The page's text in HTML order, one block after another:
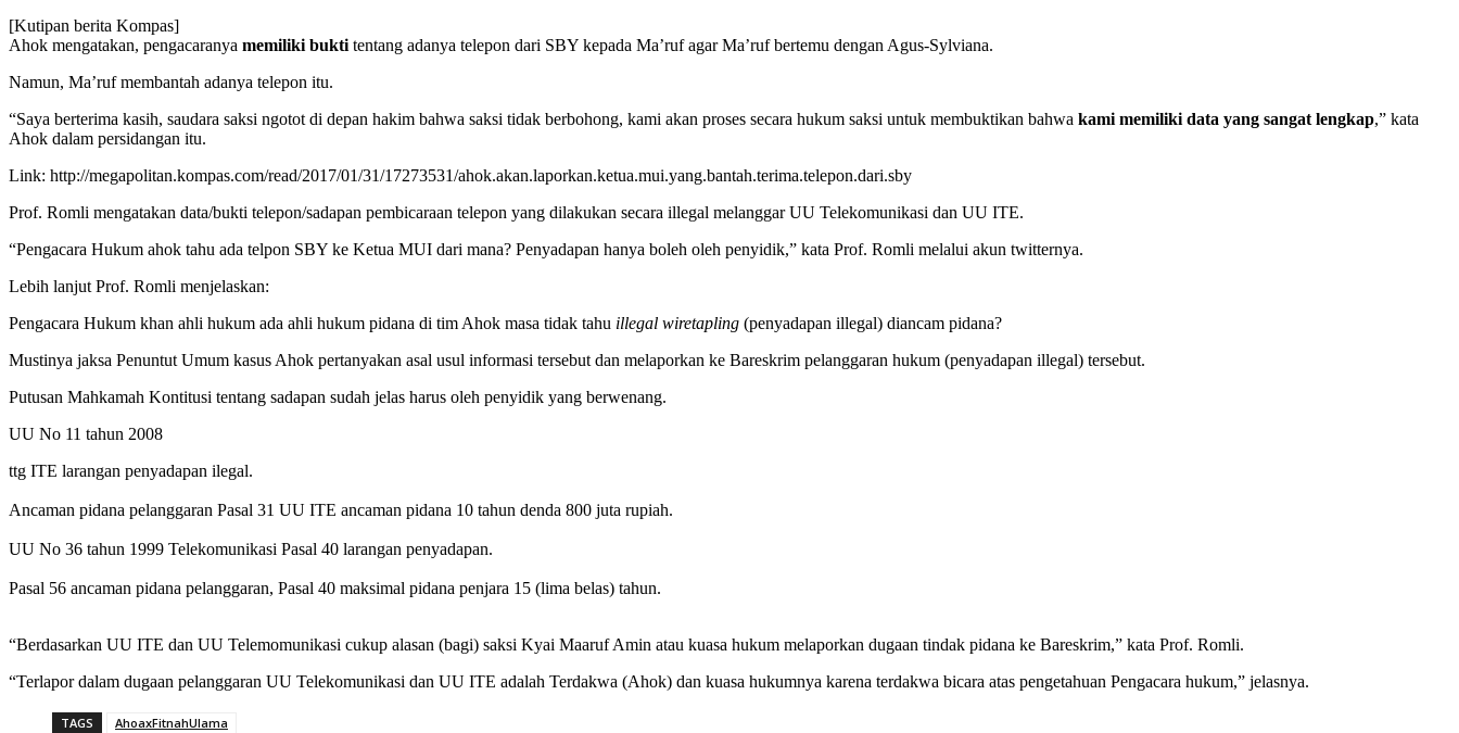
[Kutipan berita Kompas]
Ahok mengatakan, pengacaranya memiliki bukti tentang adanya telepon dari SBY kepada Ma’ruf agar Ma’ruf bertemu dengan Agus-Sylviana.
Namun, Ma’ruf membantah adanya telepon itu.
“Saya berterima kasih, saudara saksi ngotot di depan hakim bahwa saksi tidak berbohong, kami akan proses secara hukum saksi untuk membuktikan bahwa kami memiliki data yang sangat lengkap,” kata
Ahok dalam persidangan itu.
Link: http://megapolitan.kompas.com/read/2017/01/31/17273531/ahok.akan.laporkan.ketua.mui.yang.bantah.terima.telepon.dari.sby
Prof. Romli mengatakan data/bukti telepon/sadapan pembicaraan telepon yang dilakukan secara illegal melanggar UU Telekomunikasi dan UU ITE.
“Pengacara Hukum ahok tahu ada telpon SBY ke Ketua MUI dari mana? Penyadapan hanya boleh oleh penyidik,” kata Prof. Romli melalui akun twitternya.
Lebih lanjut Prof. Romli menjelaskan:
Pengacara Hukum khan ahli hukum ada ahli hukum pidana di tim Ahok masa tidak tahu illegal wiretapling (penyadapan illegal) diancam pidana?
Mustinya jaksa Penuntut Umum kasus Ahok pertanyakan asal usul informasi tersebut dan melaporkan ke Bareskrim pelanggaran hukum (penyadapan illegal) tersebut.
Putusan Mahkamah Kontitusi tentang sadapan sudah jelas harus oleh penyidik yang berwenang.
UU No 11 tahun 2008
ttg ITE larangan penyadapan ilegal.
Ancaman pidana pelanggaran Pasal 31 UU ITE ancaman pidana 10 tahun denda 800 juta rupiah.
UU No 36 tahun 1999 Telekomunikasi Pasal 40 larangan penyadapan.
Pasal 56 ancaman pidana pelanggaran, Pasal 40 maksimal pidana penjara 15 (lima belas) tahun.
“Berdasarkan UU ITE dan UU Telemomunikasi cukup alasan (bagi) saksi Kyai Maaruf Amin atau kuasa hukum melaporkan dugaan tindak pidana ke Bareskrim,” kata Prof. Romli.
“Terlapor dalam dugaan pelanggaran UU Telekomunikasi dan UU ITE adalah Terdakwa (Ahok) dan kuasa hukumnya karena terdakwa bicara atas pengetahuan Pengacara hukum,” jelasnya.
TAGS AhoaxFitnahUlama